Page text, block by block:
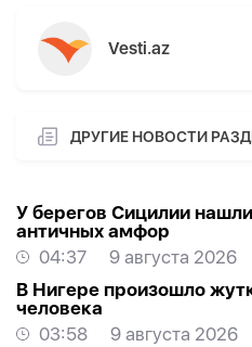
Vesti.az
ДРУГИЕ НОВОСТИ
У берегов Сицилии
античных амфор
04:37
9 августа 2026
В Нигере произошло
человека
03:58
9 августа 2026